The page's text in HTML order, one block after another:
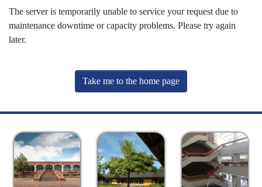
The server is temporarily unable to service your request due to
maintenance downtime or capacity problems. Please try again
later.
Take me to the home page